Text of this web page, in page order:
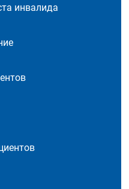
инвалида